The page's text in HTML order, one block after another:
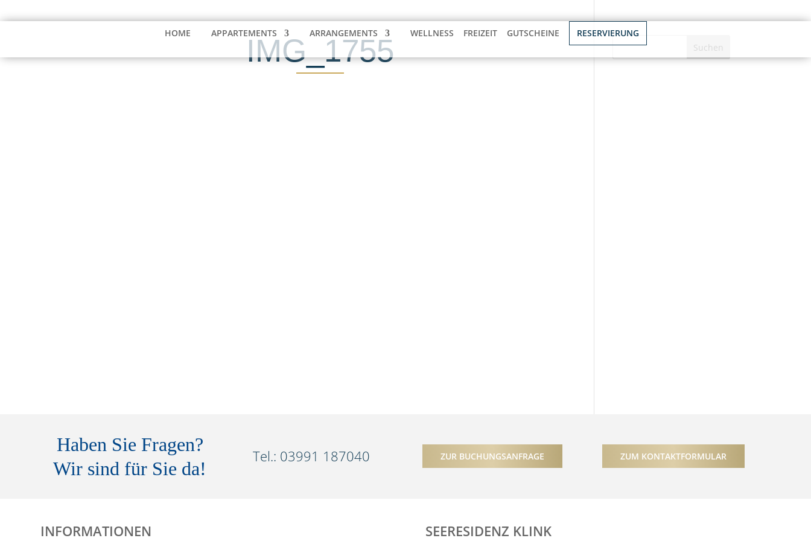
HOME APPARTEMENTS ARRANGEMENTS WELLNESS FREIZEIT GUTSCHEINE RESERVIERUNG
IMG_1755
Haben Sie Fragen?
Wir sind für Sie da!
Tel.: 03991 187040 ZUR BUCHUNGSANFRAGE ZUM KONTAKTFORMULAR
INFORMATIONEN SEERESIDENZ KLINK